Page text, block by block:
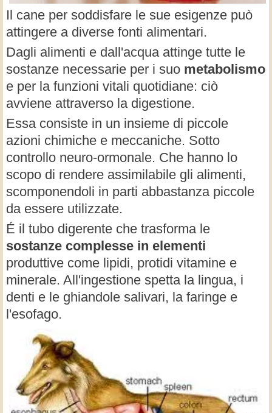
Il cane per soddisfare le sue esigenze può
attingere a diverse fonti alimentari.
Dagli alimenti e dall'acqua attinge tutte le
sostanze necessarie per i suo metabolismo
e per la funzioni vitali quotidiane: ciò
avviene attraverso la digestione.
Essa consiste in un insieme di piccole
azioni chimiche e meccaniche. Sotto
controllo neuro-ormonale. Che hanno lo
scopo di rendere assimilabile gli alimenti,
scomponendoli in parti abbastanza piccole
da essere utilizzate.
É il tubo digerente che trasforma le
sostanze complesse in elementi
produttive come lipidi, protidi vitamine e
minerale. All'ingestione spetta la lingua, i
denti e le ghiandole salivari, la faringe e
l'esofago.